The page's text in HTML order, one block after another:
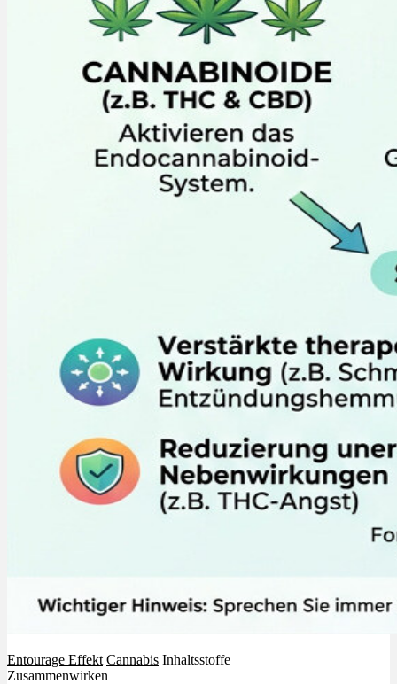
Entourage Effekt Cannabis Inhaltsstoffe
Zusammenwirken